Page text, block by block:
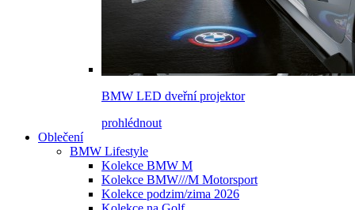
BMW LED dveřní projektor
prohlédnout
Oblečení
BMW Lifestyle
Kolekce BMW M
Kolekce BMW///M Motorsport
Kolekce podzim/zima 2026